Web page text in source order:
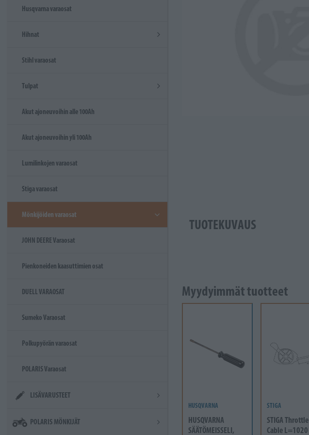
Husqvarna varaosat
Hihnat
Stihl varaosat
Tulpat
Akut ajoneuvoihin alle 100Ah
Akut ajoneuvoihin yli 100Ah
Lumilinkojen varaosat
Stiga varaosat
Mönkijöiden varaosat
JOHN DEERE Varaosat
Pienkoneiden kaasuttimien osat
DUELL VARAOSAT
Sumeko Varaosat
Polkupyörän varaosat
POLARIS Varaosat
LISÄVARUSTEET
POLARIS MÖNKIJÄT
TUOTEKUVAUS
Myydyimmät tuotteet
HUSQVARNA
HUSQVARNA
SÄÄTÖMEISSELI,
STIGA
STIGA Throttle
Cable L=1020